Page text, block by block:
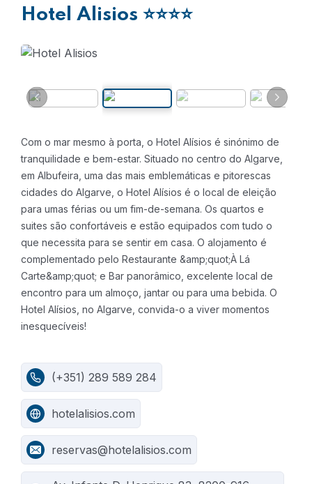
Hotel Alisios ⭐⭐⭐⭐
Com o mar mesmo à porta, o Hotel Alísios é sinónimo de
tranquilidade e bem-estar. Situado no centro do Algarve,
em Albufeira, uma das mais emblemáticas e pitorescas
cidades do Algarve, o Hotel Alísios é o local de eleição
para umas férias ou um fim-de-semana. Os quartos e
suites são confortáveis e estão equipados com tudo o
que necessita para se sentir em casa. O alojamento é
complementado pelo Restaurante &amp;quot;À Lá
Carte&amp;quot; e Bar panorâmico, excelente local de
encontro para um almoço, jantar ou para uma bebida. O
Hotel Alísios, no Algarve, convida-o a viver momentos
inesquecíveis!
(+351) 289 589 284
hotelalisios.com
reservas@hotelalisios.com